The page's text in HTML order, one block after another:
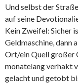
Und selbst der
auf seine
Kein Zweifel: Sicher
Geldmaschine, dann
Ort/ein Quell großer
monatelang verhakt
gelacht und getobt